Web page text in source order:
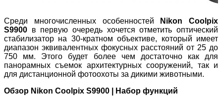
Среди многочисленных особенностей
Nikon Coolpix
S9900 в первую очередь хочется отметить оптический
стабилизатор на 30-кратном объективе, который имеет
диапазон эквивалентных фокусных расстояний от 25 до
750 мм. Этого будет более чем достаточно как для
панорамных съемок архитектурных сооружений, так и
для дистанционной фотоохоты за дикими животными.
Обзор Nikon Coolpix S9900 | Набор функций